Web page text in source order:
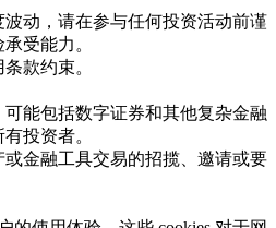
动，请在参与任何投资活动前谨
受能力。
款约束。
能包括数字证券和其他复杂金融
投资者。
金融工具交易的招揽、邀请或要